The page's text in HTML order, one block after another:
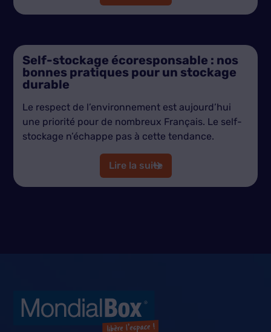
Self-stockage écoresponsable : nos
bonnes pratiques pour un stockage
durable
Le respect de l’environnement est aujourd’hui
une priorité pour de nombreux Français. Le self-
stockage n’échappe pas à cette tendance.
Lire la suite